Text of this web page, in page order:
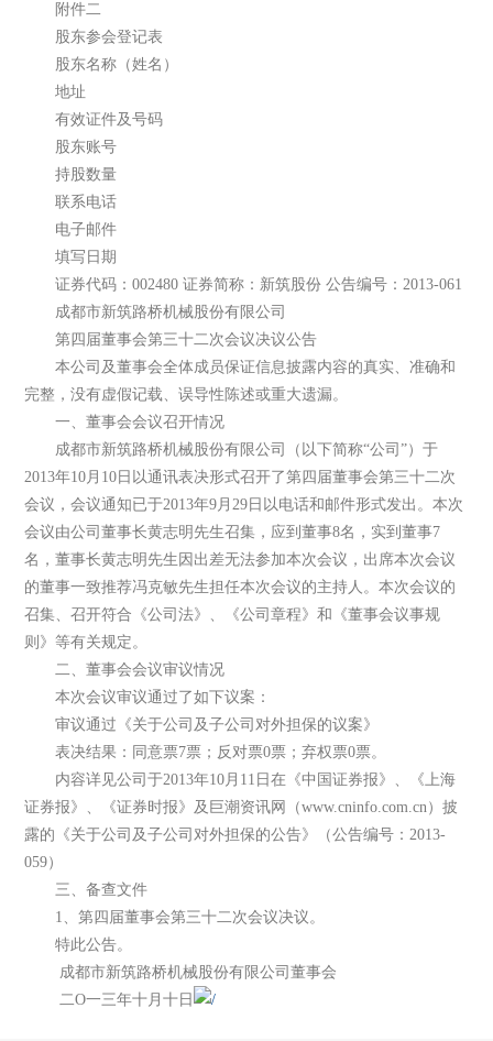
附件二
股东参会登记表
股东名称（姓名）
地址
有效证件及号码
股东账号
持股数量
联系电话
电子邮件
填写日期
证券代码：002480 证券简称：新筑股份 公告编号：2013-061
成都市新筑路桥机械股份有限公司
第四届董事会第三十二次会议决议公告
本公司及董事会全体成员保证信息披露内容的真实、准确和
完整，没有虚假记载、误导性陈述或重大遗漏。
一、董事会会议召开情况
成都市新筑路桥机械股份有限公司（以下简称“公司”）于
2013年10月10日以通讯表决形式召开了第四届董事会第三十二次
会议，会议通知已于2013年9月29日以电话和邮件形式发出。本次
会议由公司董事长黄志明先生召集，应到董事8名，实到董事7
名，董事长黄志明先生因出差无法参加本次会议，出席本次会议
的董事一致推荐冯克敏先生担任本次会议的主持人。本次会议的
召集、召开符合《公司法》、《公司章程》和《董事会议事规
则》等有关规定。
二、董事会会议审议情况
本次会议审议通过了如下议案：
审议通过《关于公司及子公司对外担保的议案》
表决结果：同意票7票；反对票0票；弃权票0票。
内容详见公司于2013年10月11日在《中国证券报》、《上海
证券报》、《证券时报》及巨潮资讯网（www.cninfo.com.cn）披
露的《关于公司及子公司对外担保的公告》（公告编号：2013-
059）
三、备查文件
1、第四届董事会第三十二次会议决议。
特此公告。
成都市新筑路桥机械股份有限公司董事会
二O一三年十月十日